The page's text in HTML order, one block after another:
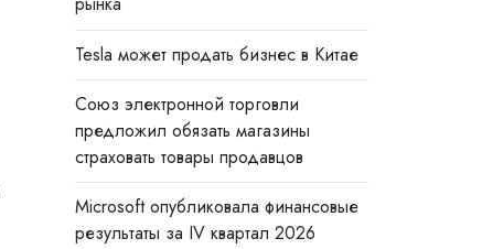
Tesla может продать бизнес в Китае
Союз электронной торговли
предложил обязать магазины
страховать товары продавцов
Microsoft опубликовала финансовые
результаты за IV квартал 2026